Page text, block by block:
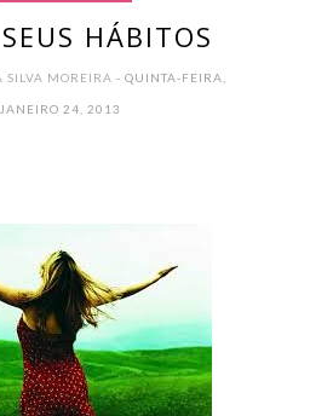
HÁBITOS
SILVA MOREIRA - QUINTA-FEIRA,
JANEIRO 24, 2013